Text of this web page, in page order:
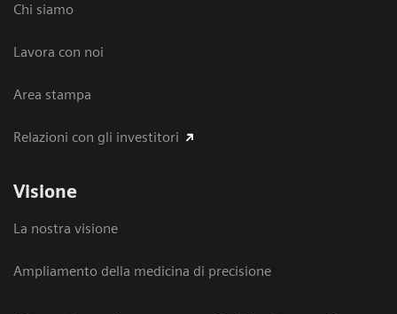
Chi siamo
Lavora con noi
Area stampa
Relazioni con gli investitori
Visione
La nostra visione
Ampliamento della medicina di precisione